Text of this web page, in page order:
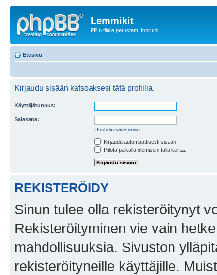
Lemmikit
PP:n tilalle perustettu foorumi
Etusivu
Kirjaudu sisään katsoaksesi tätä profiilia.
Käyttäjätunnus:
Salasana:
Unohdin salasanani
Kirjaudu automaattisesti sisään.
Piilota paikalla olemiseni tällä kertaa
REKISTERÖIDY
Sinun tulee olla rekisteröitynyt
Rekisteröityminen vie vain
mahdollisuuksia. Sivuston
rekisteröityneille käyttäjille.